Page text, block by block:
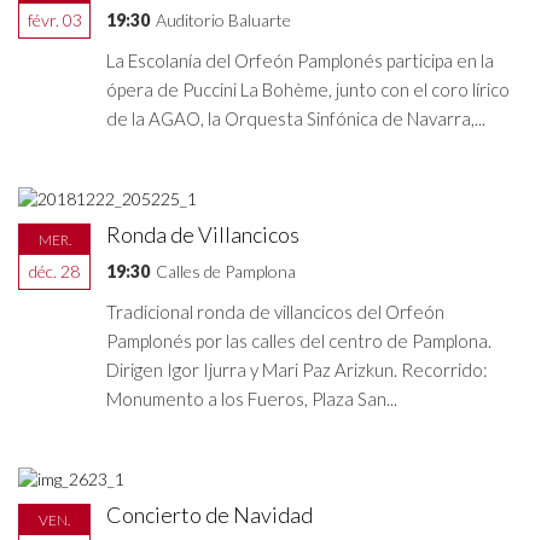
févr. 03 19:30 Auditorio Baluarte
La Escolanía del Orfeón Pamplonés participa en la
ópera de Puccini La Bohème, junto con el coro lírico
de la AGAO, la Orquesta Sinfónica de Navarra,...
MER.
déc. 28
Ronda de Villancicos
19:30 Calles de Pamplona
Tradicional ronda de villancicos del Orfeón
Pamplonés por las calles del centro de Pamplona.
Dirigen Igor Ijurra y Mari Paz Arizkun. Recorrido:
Monumento a los Fueros, Plaza San...
VEN. Concierto de Navidad